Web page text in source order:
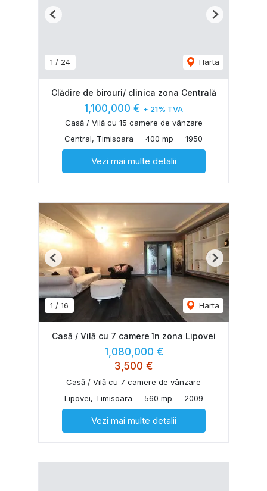
1 / 24 Harta
Previous Next
Clădire de birouri/ clinica zona Centrală
1,100,000 € + 21% TVA
Casă / Vilă cu 15 camere de vânzare
Central, Timisoara
400 mp 1950
Vezi mai multe detalii
1 / 16 Harta
Previous Next
Casă / Vilă cu 7 camere în zona Lipovei
1,080,000 €
3,500 €
Casă / Vilă cu 7 camere de vânzare
Lipovei, Timisoara
560 mp 2009
Vezi mai multe detalii